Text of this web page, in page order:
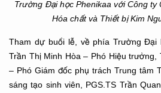
Trường Đại học Phenikaa với Công ty
Hóa chất và Thiết bị Kim
Tham dự buổi lễ, về phía Trường Đại
Trần Thị Minh Hòa – Phó Hiệu trưởng,
– Phó Giám đốc phụ trách Trung tâm
sáng tạo sinh viên, PGS.TS Trần